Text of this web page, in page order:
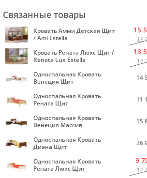
Связанные товары
Кровать Амми Детская Щит
/ Ami Estella
15
18
Кровать Рената Люкс Щит /
Renata Lux Estella
13
16
Односпальная Кровать
Венеция Щит
14
Односпальная Кровать
Рената Щит
11
Односпальная Кровать
Венеция Массив
15
Односпальная Кровать
Диана Щит
26
Односпальная Кровать
Рената Люкс Щит
9
12